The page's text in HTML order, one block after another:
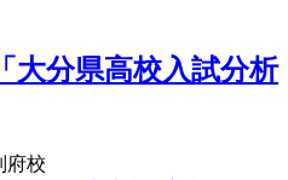
大分県高校入試分析
府校